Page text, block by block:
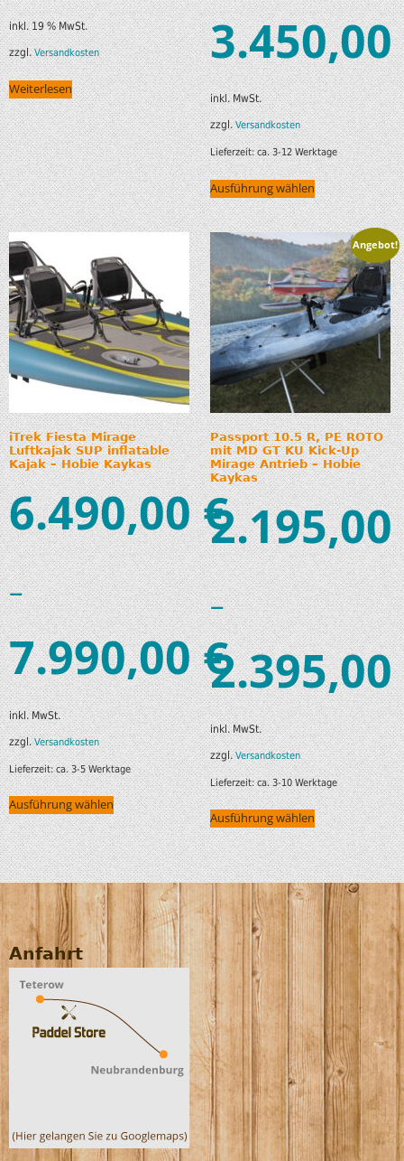
inkl. 19 % MwSt.
zzgl.Versandkosten
Weiterlesen
3.450,00
inkl. MwSt.
zzgl.Versandkosten
Lieferzeit:ca. 3-12 Werktage
Ausführung wählen
iTrek Fiesta Mirage
Luftkajak SUP inflatable
Kajak – Hobie Kaykas
6.490,00€
–
7.990,00€
inkl. MwSt.
zzgl.Versandkosten
Lieferzeit:ca. 3-5 Werktage
Ausführung wählen
Angebot!
Passport 10.5 R, PE ROTO
mit MD GT KU Kick-Up
Mirage Antrieb – Hobie
Kaykas
2.195,00
–
2.395,00
inkl. MwSt.
zzgl.Versandkosten
Lieferzeit:ca. 3-10 Werktage
Ausführung wählen
Anfahrt